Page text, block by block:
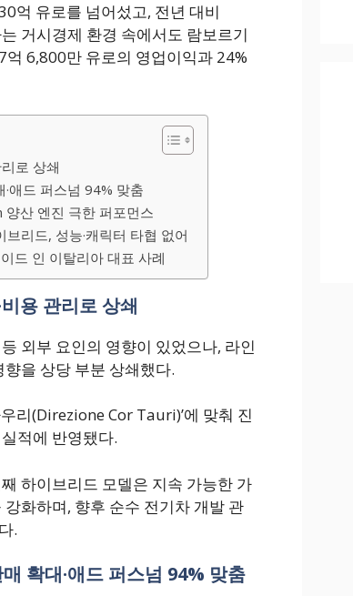
억 유로를 넘어섰고, 전년 대비
거시경제 환경 속에서도 람보르기
6,800만 유로의 영업이익과 24%
로 상쇄
애드 퍼스넘 94% 맞춤
산 엔진 극한 퍼포먼스
브리드, 성능·캐릭터 타협 없어
드 인 이탈리아 대표 사례
용 관리로 상쇄
외부 요인의 영향이 있었으나, 라인
을 상당 부분 상쇄했다.
리(Direzione Cor Tauri)’에 맞춰 진
적에 반영됐다.
하이브리드 모델은 지속 가능한 가
화하며, 향후 순수 전기차 개발 관
.
확대·애드 퍼스넘 94% 맞춤